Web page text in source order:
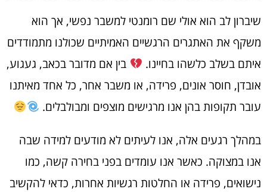
שיברון לב הוא אולי שם רומנטי למשבר נפשי, אך הוא
משקף את האתגרים הרגשיים האמיתיים שכולנו מתמודדים
איתם בשלב כלשהו בחיינו.
בין אם מדובר בכאב, געגוע,
אובדן, חוסר אונים, פרידה, או משבר אחר, כל אחד מאיתנו
עובר תקופות בהן אנו מרגישים מוצפים ומבולבלים.
במהלך רגעים אלה, אנו לעיתים לא מודעים למידה שבה
אנו במצוקה. כאשר אנו עומדים בפני בחירה קשה, כמו
נישואים, פרידה או החלטות רגשיות אחרות, כדאי להקשיב